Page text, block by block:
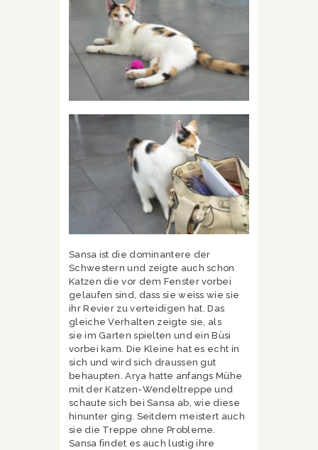
Sansa ist die dominantere der
Schwestern und zeigte auch schon
Katzen die vor dem Fenster vorbei
gelaufen sind, dass sie weiss wie sie
ihr Revier zu verteidigen hat. Das
gleiche Verhalten zeigte sie, als
sie im Garten spielten und ein Büsi
vorbei kam. Die Kleine hat es echt in
sich und wird sich draussen gut
behaupten. Arya hatte anfangs Mühe
mit der Katzen-Wendeltreppe und
schaute sich bei Sansa ab, wie diese
hinunter ging. Seitdem meistert auch
sie die Treppe ohne Probleme.
Sansa findet es auch lustig ihre